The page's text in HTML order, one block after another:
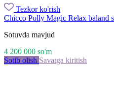
Tezkor ko'rish
Chicco Polly Magic Relax baland
Sotuvda mavjud
4 200 000 so'm
Sotib olish Savatga kiritish